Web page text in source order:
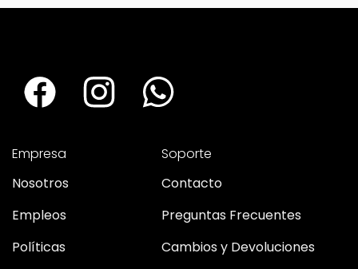
Empresa
Nosotros
Empleos
Políticas
Soporte
Contacto
Preguntas Frecuentes
Cambios y Devoluciones